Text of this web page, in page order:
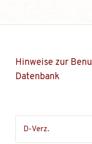
Hinweise zur
Datenbank